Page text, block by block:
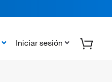
Iniciar sesión